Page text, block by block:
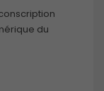
du